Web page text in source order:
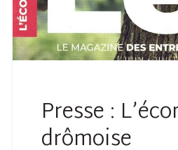
Presse :
drômoise